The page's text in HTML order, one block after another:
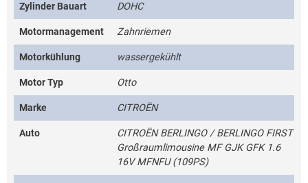
Zylinder Bauart DOHC
Motormanagement Zahnriemen
Motorkühlung wassergekühlt
Motor Typ Otto
Marke CITROËN
Auto
CITROËN BERLINGO / BERLINGO FIRST
Großraumlimousine MF GJK GFK 1.6
16V MFNFU (109PS)